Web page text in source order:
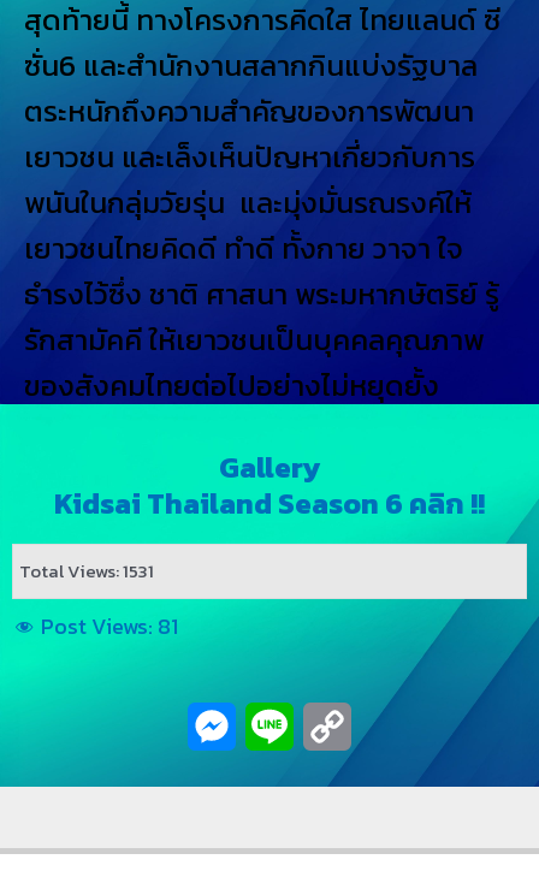
สุดท้ายนี้ ทางโครงการคิดใส ไทยแลนด์ ซี
ซั่น6 และสำนักงานสลากกินแบ่งรัฐบาล
ตระหนักถึงความสำคัญของการพัฒนา
เยาวชน และเล็งเห็นปัญหาเกี่ยวกับการ
พนันในกลุ่มวัยรุ่น และมุ่งมั่นรณรงค์ให้
เยาวชนไทยคิดดี ทำดี ทั้งกาย วาจา ใจ
ธำรงไว้ซึ่ง ชาติ ศาสนา พระมหากษัตริย์ รู้
รักสามัคคี ให้เยาวชนเป็นบุคคลคุณภาพ
ของสังคมไทยต่อไปอย่างไม่หยุดยั้ง
Gallery
Kidsai Thailand Season 6 คลิก !!
Total Views: 1531
Post Views: 81
Messenger
Line
Copy